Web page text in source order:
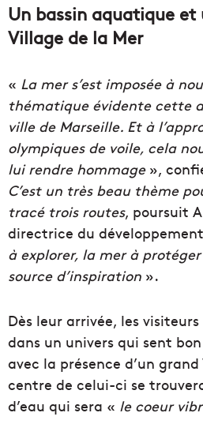
Un bassin aquatique
Village de la Mer
« La mer s’est imposée à
thématique évidente cette
ville de Marseille. Et à
olympiques de voile, cela
lui rendre hommage»,
C’est un très beau thème
tracé trois routes, poursuit
directrice du
à explorer, la mer à
source d’inspiration ».
Dès leur arrivée, les
dans un univers qui sent
avec la présence d’un
centre de celui-ci se
d’eau qui sera « le coeur